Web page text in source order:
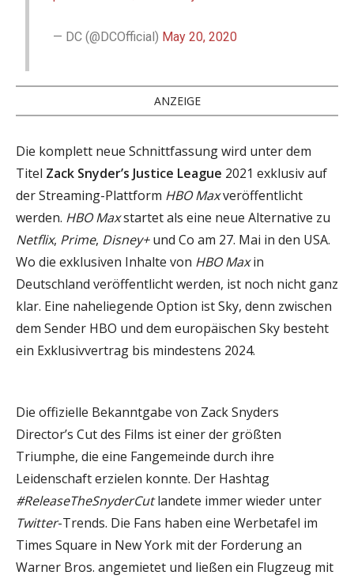
— DC (@DCOfficial) May 20, 2020
ANZEIGE
Die komplett neue Schnittfassung wird unter dem
Titel Zack Snyder’s Justice League 2021 exklusiv auf
der Streaming-Plattform HBO Maxveröffentlicht
werden. HBO Maxstartet als eine neue Alternative zu
Netflix, Prime, Disney+und Co am 27. Mai in den USA.
Wo die exklusiven Inhalte von HBO Maxin
Deutschland veröffentlicht werden, ist noch nicht ganz
klar. Eine naheliegende Option ist Sky, denn zwischen
dem Sender HBO und dem europäischen Sky besteht
ein Exklusivvertrag bis mindestens 2024.
Die offizielle Bekanntgabe von Zack Snyders
Director’s Cut des Films ist einer der größten
Triumphe, die eine Fangemeinde durch ihre
Leidenschaft erzielen konnte. Der Hashtag
#ReleaseTheSnyderCutlandete immer wieder unter
Twitter-Trends. Die Fans haben eine Werbetafel im
Times Square in New York mit der Forderung an
Warner Bros. angemietet und ließen ein Flugzeug mit